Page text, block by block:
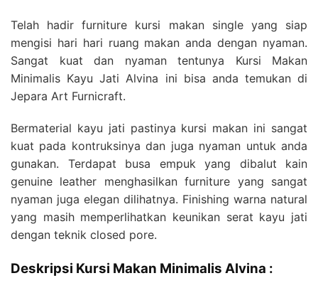
Telah hadir furniture kursi makan single yang siap
mengisi hari hari ruang makan anda dengan nyaman.
Sangat kuat dan nyaman tentunya Kursi Makan
Minimalis Kayu Jati Alvina ini bisa anda temukan di
Jepara Art Furnicraft.
Bermaterial kayu jati pastinya kursi makan ini sangat
kuat pada kontruksinya dan juga nyaman untuk anda
gunakan. Terdapat busa empuk yang dibalut kain
genuine leather menghasilkan furniture yang sangat
nyaman juga elegan dilihatnya. Finishing warna natural
yang masih memperlihatkan keunikan serat kayu jati
dengan teknik closed pore.
Deskripsi Kursi Makan Minimalis Alvina :